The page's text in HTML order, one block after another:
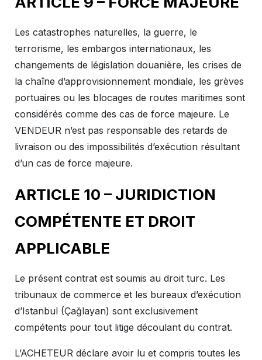
Les catastrophes naturelles, la guerre, le
terrorisme, les embargos internationaux, les
changements de législation douanière, les crises de
la chaîne d’approvisionnement mondiale, les grèves
portuaires ou les blocages de routes maritimes sont
considérés comme des cas de force majeure. Le
VENDEUR n’est pas responsable des retards de
livraison ou des impossibilités d’exécution résultant
d’un cas de force majeure.
ARTICLE 10 – JURIDICTION
COMPÉTENTE ET DROIT
APPLICABLE
Le présent contrat est soumis au droit turc. Les
tribunaux de commerce et les bureaux d’exécution
d’Istanbul (Çağlayan) sont exclusivement
compétents pour tout litige découlant du contrat.
L’ACHETEUR déclare avoir lu et compris toutes les